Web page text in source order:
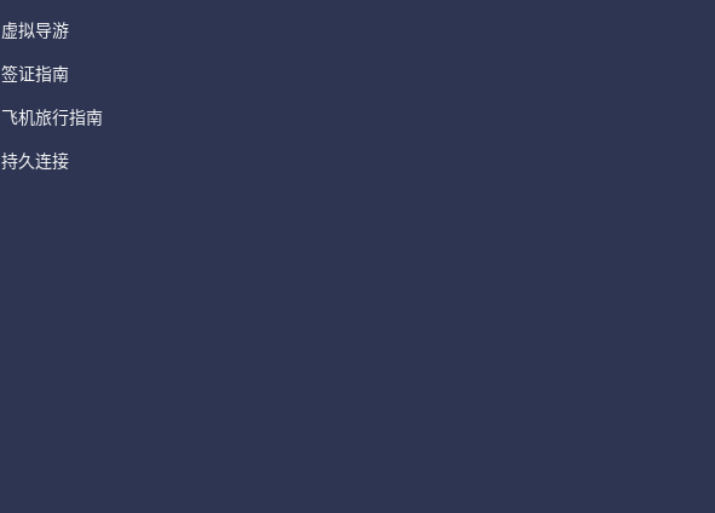
虚拟导游
签证指南
飞机旅行指南
持久连接